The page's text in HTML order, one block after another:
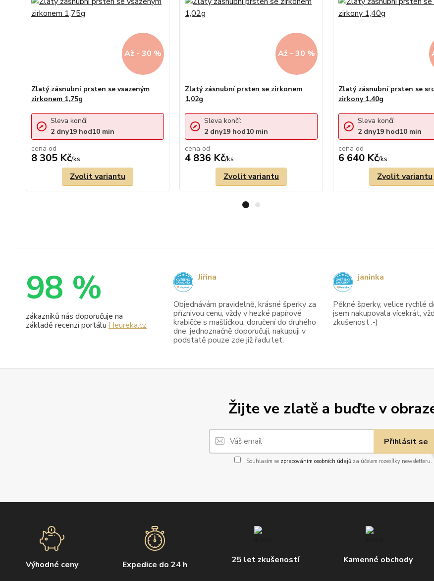
Až - 30 %
Zlatý zásnubní prsten se vsazeným
zirkonem 1,75g
cena od
8 305 Kč/ks
Sleva končí:
2 dny19 hod10 min
Zvolit variantu
Až - 30 %
Zlatý zásnubní prsten se zirkonem
1,02g
cena od
4 836 Kč/ks
Sleva končí:
2 dny19 hod10 min
Zvolit variantu
Zlatý zásnubní prsten se
zirkony 1,40g
cena od
6 640 Kč/ks
Sleva končí:
2 dny19 hod10 min
Zvolit variantu
Žijte ve zlatě a buďte v
Přihlásit se
Souhlasím se zpracováním osobních údajůza účelem rozesílky newsletteru.
Výhodné ceny Expedice do 24 h 25 let zkušeností Kamenné obchody
98 %
zákazníků nás doporučuje na
základě recenzí portálu Heureka.cz
Objednávám pravidelně, krásné šperky za
příznivou cenu, vždy v hezké papírové
krabičče s mašličkou, doručení do druhého
dne, jednoznačně doporučuji, nakupuji v
podstatě pouze zde již řadu let.
Jiřina
Pěkné šperky, velice rychlé
jsem nakupovala vícekrát,
zkušenost :-)
janinka